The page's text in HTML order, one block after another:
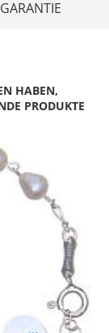
HABEN,
PRODUKTE